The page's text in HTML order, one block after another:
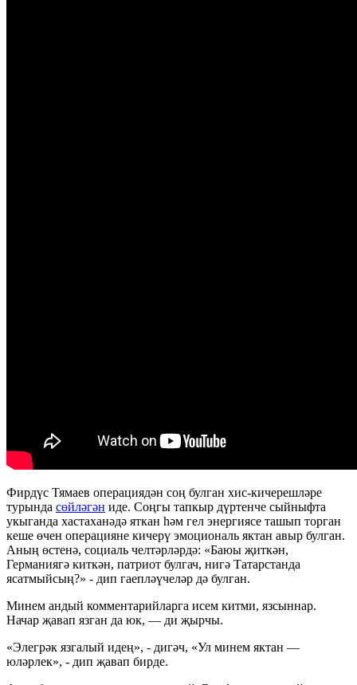
Фирдүс Тямаев операциядән соң булган хис-кичерешләре
турында сөйләгән иде. Соңгы тапкыр дүртенче сыйныфта
укыганда хастаханәдә яткан һәм гел энергиясе ташып торган
кеше өчен операцияне кичерү эмоциональ яктан авыр булган.
Аның өстенә, социаль челтәрләрдә: «Баюы җиткән,
Германиягә киткән, патриот булгач, нигә Татарстанда
ясатмыйсың?» - дип гаепләүчеләр дә булган.
Минем андый комментарийларга исем китми, язсыннар.
Начар җавап язган да юк, — ди җырчы.
«Элегрәк язгалый идең», - дигәч, «Ул минем яктан —
юләрлек», - дип җавап бирде.